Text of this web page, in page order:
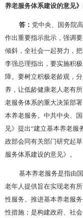
养老服务体系建设的意见》
答： 党中央、国务院
作出重要指示批示，强调
倾斜，全社会一起努力，
李强总理指出，要实施积
障。要树立积极老龄观，
养，让低龄健康老人老有
老服务体系的重大决策部
本养老服务。中共中央、
见》提出“建立基本养老服
政部会同有关部门研究起
服务体系建设的意见》。
基本养老服务是指由
老年人提供旨在实现老有
性服务。推进基本养老服
性措施；是构建政府、社